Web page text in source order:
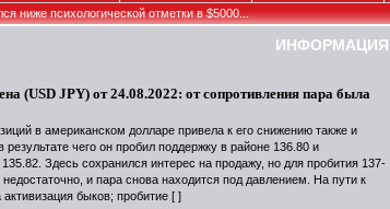
ниже психологической отметки в $5000...
ИНФОРМАЦИЯ
(USD JPY) от 24.08.2022: от сопротивления пара была
в американском долларе привела к его снижению также и
результате чего он пробил поддержку в районе 136.80 и
Здесь сохранился интерес на продажу, но для пробития 137-
и пара снова находится под давлением. На пути к
быков; пробитие [ ]